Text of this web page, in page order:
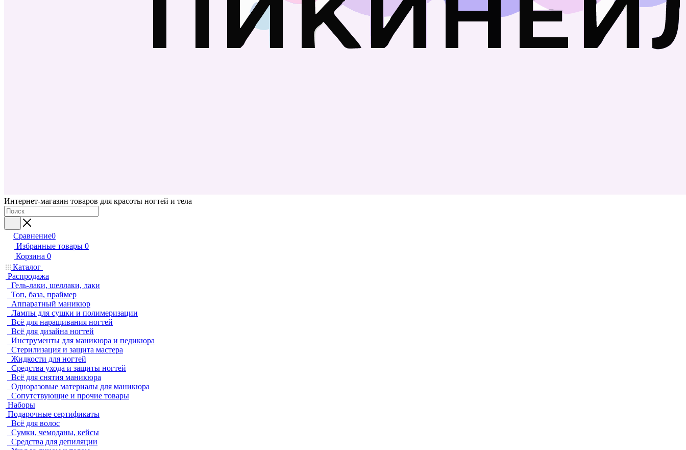
Интернет-магазин товаров для красоты ногтей и тела
Сравнение0
Избранные товары 0
Корзина 0
Каталог
Распродажа
Гель-лаки, шеллаки, лаки
Топ, база, праймер
Аппаратный маникюр
Лампы для сушки и полимеризации
Всё для наращивания ногтей
Всё для дизайна ногтей
Инструменты для маникюра и педикюра
Стерилизация и защита мастера
Жидкости для ногтей
Средства ухода и защиты ногтей
Всё для снятия маникюра
Одноразовые материалы для маникюра
Сопутствующие и прочие товары
Наборы
Подарочные сертификаты
Всё для волос
Сумки, чемоданы, кейсы
Средства для депиляции